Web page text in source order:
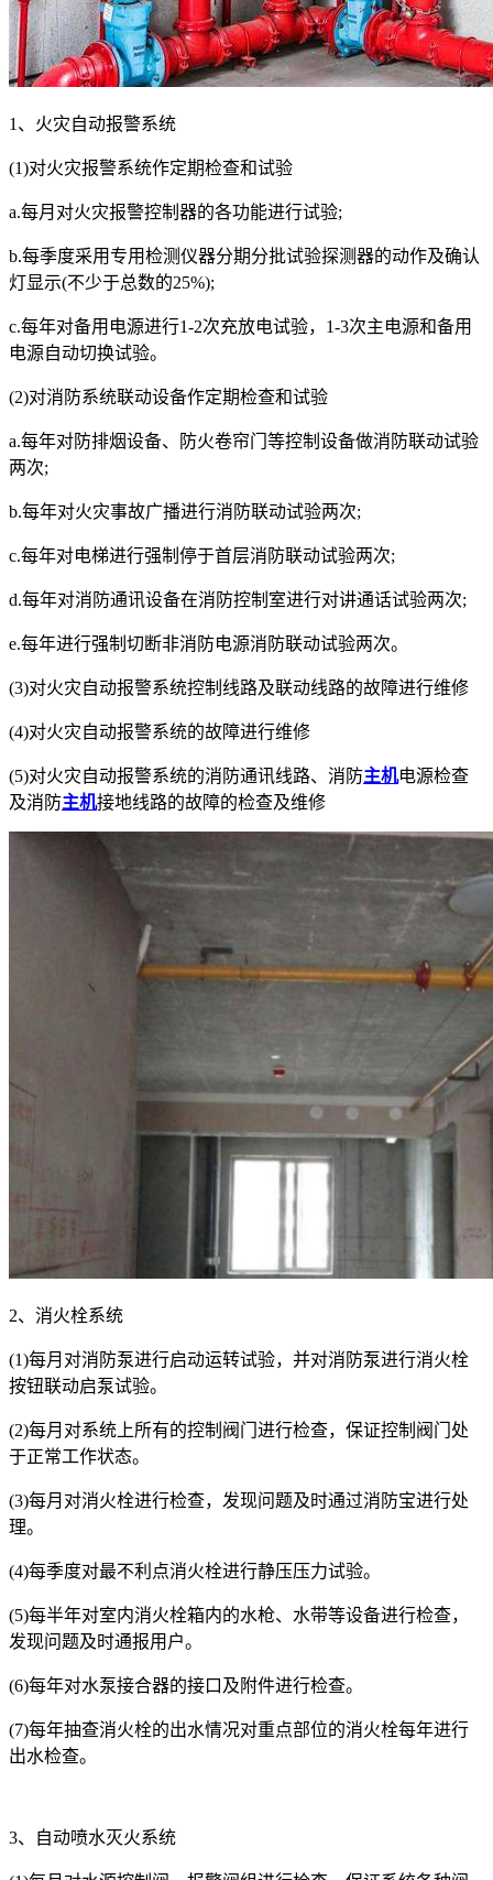
1、火灾自动报警系统
(1)对火灾报警系统作定期检查和试验
a.每月对火灾报警控制器的各功能进行试验;
b.每季度采用专用检测仪器分期分批试验探测器的动作及确认
灯显示(不少于总数的25%);
c.每年对备用电源进行1-2次充放电试验，1-3次主电源和备用
电源自动切换试验。
(2)对消防系统联动设备作定期检查和试验
a.每年对防排烟设备、防火卷帘门等控制设备做消防联动试验
两次;
b.每年对火灾事故广播进行消防联动试验两次;
c.每年对电梯进行强制停于首层消防联动试验两次;
d.每年对消防通讯设备在消防控制室进行对讲通话试验两次;
e.每年进行强制切断非消防电源消防联动试验两次。
(3)对火灾自动报警系统控制线路及联动线路的故障进行维修
(4)对火灾自动报警系统的故障进行维修
(5)对火灾自动报警系统的消防通讯线路、消防主机电源检查
及消防主机接地线路的故障的检查及维修
2、消火栓系统
(1)每月对消防泵进行启动运转试验，并对消防泵进行消火栓
按钮联动启泵试验。
(2)每月对系统上所有的控制阀门进行检查，保证控制阀门处
于正常工作状态。
(3)每月对消火栓进行检查，发现问题及时通过消防宝进行处
理。
(4)每季度对最不利点消火栓进行静压压力试验。
(5)每半年对室内消火栓箱内的水枪、水带等设备进行检查，
发现问题及时通报用户。
(6)每年对水泵接合器的接口及附件进行检查。
(7)每年抽查消火栓的出水情况对重点部位的消火栓每年进行
出水检查。
3、自动喷水灭火系统